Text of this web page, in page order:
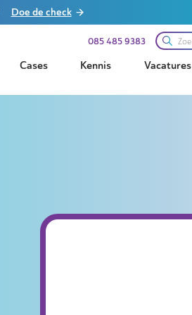
Doe de check
085 485 9383
Cases Kennis Vacatures